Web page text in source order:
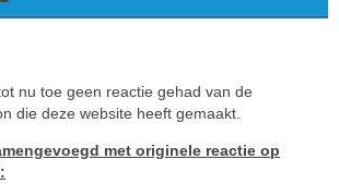
nu toe geen reactie gehad van de
die deze website heeft gemaakt.
met originele reactie op